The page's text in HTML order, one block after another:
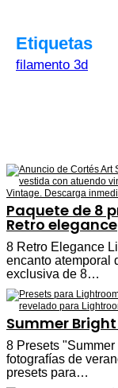
Etiquetas
filamento 3d
Paquete de 8
Retro elegance
8 Retro Elegance
encanto atemporal
exclusiva de 8…
Summer
8 Presets
fotografías de
presets para…